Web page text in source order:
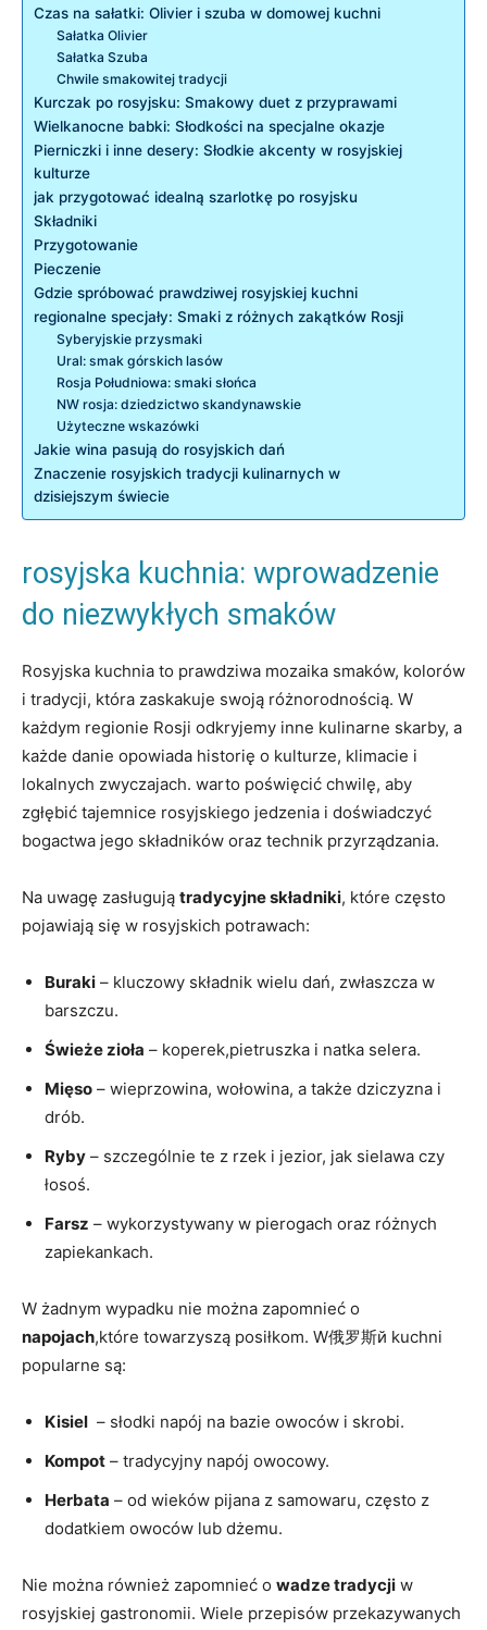
Czas na sałatki: Olivier i szuba​ w⁤ domowej kuchni
Sałatka Olivier
Sałatka Szuba
Chwile smakowitej tradycji
Kurczak ​po rosyjsku: Smakowy duet ​z przyprawami
Wielkanocne babki: Słodkości na specjalne ​okazje
Pierniczki i inne desery: Słodkie akcenty‍ w rosyjskiej⁢
kulturze
jak przygotować idealną szarlotkę po rosyjsku
Składniki
Przygotowanie
Pieczenie
Gdzie spróbować prawdziwej rosyjskiej kuchni
regionalne specjały: Smaki z różnych ​zakątków Rosji
Syberyjskie przysmaki
Ural: smak górskich lasów
Rosja Południowa: ‍smaki słońca
NW rosja: dziedzictwo skandynawskie
Użyteczne wskazówki
Jakie wina​ pasują do rosyjskich dań
Znaczenie rosyjskich ‍tradycji ​kulinarnych w
⁣dzisiejszym świecie
rosyjska ⁢kuchnia: wprowadzenie⁣
do niezwykłych ⁤smaków
Rosyjska kuchnia to prawdziwa mozaika smaków, kolorów
i tradycji, która ​zaskakuje swoją ⁢różnorodnością.⁤ W
⁤każdym regionie Rosji ⁣odkryjemy ⁣inne kulinarne⁣ skarby, ⁢a
każde danie ​opowiada historię o kulturze, klimacie‍ i
lokalnych zwyczajach. warto‍ poświęcić chwilę, aby
zgłębić tajemnice rosyjskiego jedzenia ⁢i doświadczyć
bogactwa jego składników oraz technik przyrządzania.
Na uwagę ‌zasługują tradycyjne składniki, które często
pojawiają się w rosyjskich ⁤potrawach:
Buraki ​– kluczowy składnik wielu dań, zwłaszcza w
barszczu.
Świeże ‍zioła – koperek,pietruszka i natka selera.
Mięso – wieprzowina, wołowina, a także ​dziczyzna i
drób.
Ryby – szczególnie‍ te z rzek​ i⁣ jezior, ⁢jak ⁣sielawa czy
⁢łosoś.
Farsz – wykorzystywany w⁤ pierogach ⁣oraz ​różnych
⁤zapiekankach.
W żadnym ⁢wypadku nie można zapomnieć o‌
napojach,które towarzyszą posiłkom. W俄罗斯й kuchni
popularne są:
Kisiel ⁢ –​ słodki napój ‍na⁢ bazie owoców i skrobi.
Kompot – tradycyjny napój owocowy.
Herbata – od wieków pijana z samowaru, często z
dodatkiem owoców lub dżemu.
Nie można ⁤również zapomnieć ‌o wadze tradycji w
rosyjskiej ​gastronomii. Wiele przepisów przekazywanych